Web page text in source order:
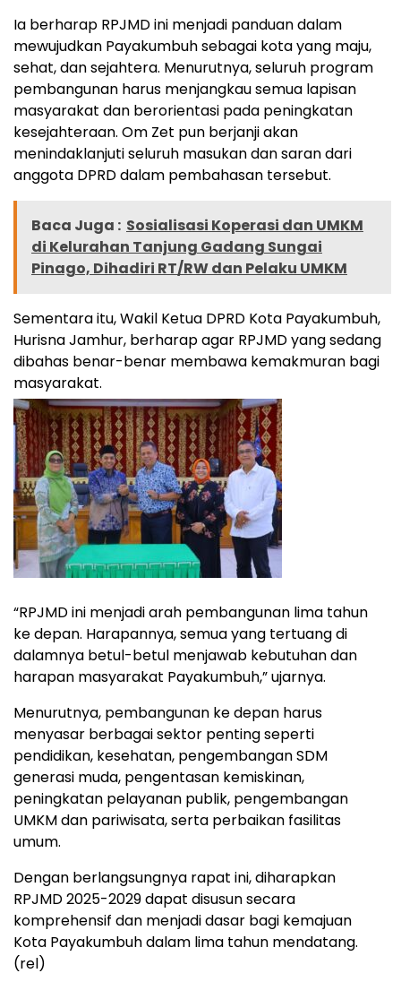
Ia berharap RPJMD ini menjadi panduan dalam
mewujudkan Payakumbuh sebagai kota yang maju,
sehat, dan sejahtera. Menurutnya, seluruh program
pembangunan harus menjangkau semua lapisan
masyarakat dan berorientasi pada peningkatan
kesejahteraan. Om Zet pun berjanji akan
menindaklanjuti seluruh masukan dan saran dari
anggota DPRD dalam pembahasan tersebut.
Baca Juga : Sosialisasi Koperasi dan UMKM
di Kelurahan Tanjung Gadang Sungai
Pinago, Dihadiri RT/RW dan Pelaku UMKM
Sementara itu, Wakil Ketua DPRD Kota Payakumbuh,
Hurisna Jamhur, berharap agar RPJMD yang sedang
dibahas benar-benar membawa kemakmuran bagi
masyarakat.
“RPJMD ini menjadi arah pembangunan lima tahun
ke depan. Harapannya, semua yang tertuang di
dalamnya betul-betul menjawab kebutuhan dan
harapan masyarakat Payakumbuh,” ujarnya.
Menurutnya, pembangunan ke depan harus
menyasar berbagai sektor penting seperti
pendidikan, kesehatan, pengembangan SDM
generasi muda, pengentasan kemiskinan,
peningkatan pelayanan publik, pengembangan
UMKM dan pariwisata, serta perbaikan fasilitas
umum.
Dengan berlangsungnya rapat ini, diharapkan
RPJMD 2025-2029 dapat disusun secara
komprehensif dan menjadi dasar bagi kemajuan
Kota Payakumbuh dalam lima tahun mendatang.
(rel)